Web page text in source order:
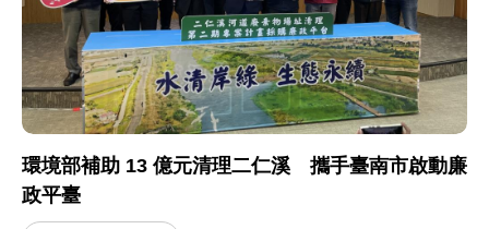
環境部補助 13 億元清理二仁溪 攜手臺南市啟動廉
政平臺